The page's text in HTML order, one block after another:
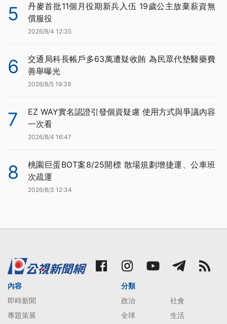
5
丹麥首批11個月役期新兵入伍 19歲公主放棄薪資無
償服役
2026/8/4 12:35
6
交通局科長帳戶多63萬遭疑收賄 為民眾代墊醫藥費
善舉曝光
2026/8/5 19:39
7
EZ WAY實名認證引發個資疑慮 使用方式與爭議內容
一次看
2026/8/4 16:47
8
桃園巨蛋BOT案8/25開標 散場規劃增捷運、公車班
次疏運
2026/8/3 12:34
內容
即時新聞
專題策展
分類
政治
社會
全球
生活